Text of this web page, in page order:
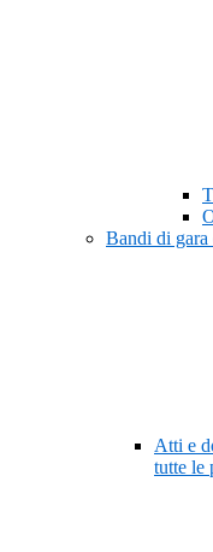
Bandi di gara
Atti e
tutte le